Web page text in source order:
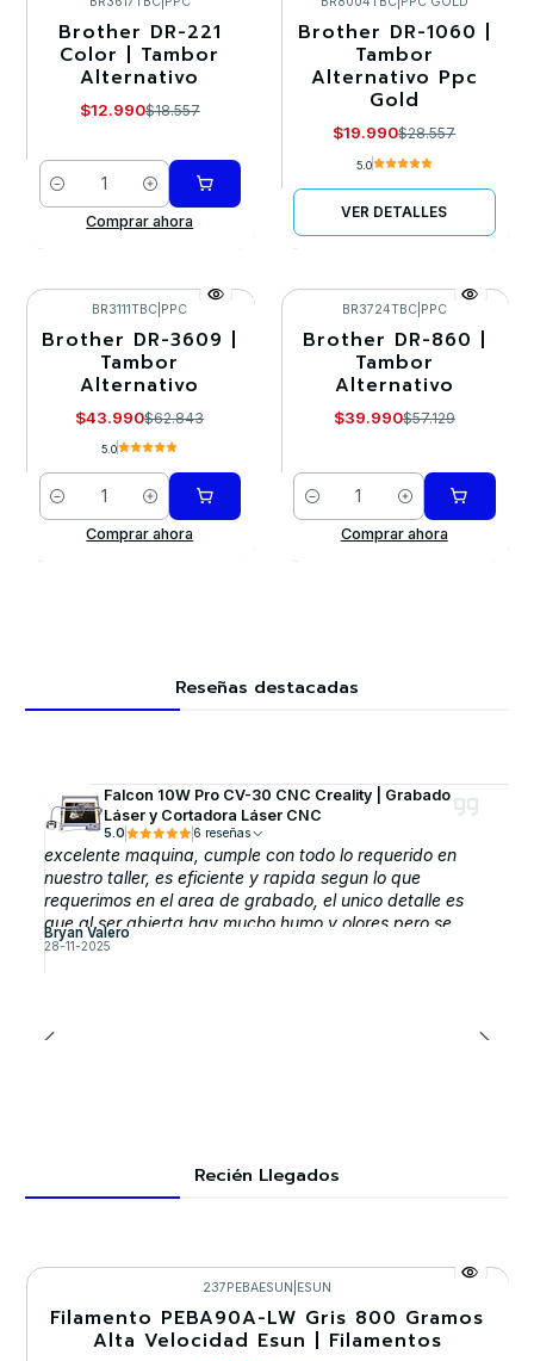
-30%
Brother DR-221
Color | Tambor
Alternativo
$12.990$18.557
Cantidad
Comprar ahora
-30%
Agotado
Brother DR-1060 |
Tambor
Alternativo Ppc
Gold
$19.990$28.557
5.0
VER DETALLES
-30%
BR3111TBC PPC
Brother DR-3609 |
Tambor
Alternativo
$43.990$62.843
5.0
Cantidad
Comprar ahora
-30%
BR3724TBC| PPC
Brother DR-860 |
Tambor
Alternativo
$39.990$57.129
Cantidad
Comprar ahora
Reseñas destacadas
Falcon 10W Pro CV-30 CNC Creality | Grabado
Láser y Cortadora Láser CNC
5.0 6 reseñas
excelente maquina, cumple con todo lo requerido en
nuestro taller, es eficiente y rapida segun lo que
requerimos en el area de grabado, el unico detalle es
que al ser abierta hay mucho humo y olores pero se
puede solucionar comprando la cubierta protectora que
Bryan Valero
28-11-2025
Recién Llegados
-30%
237PEBAESUN ESUN
Filamento PEBA90A-LW Gris 800 Gramos
Alta Velocidad Esun | Filamentos